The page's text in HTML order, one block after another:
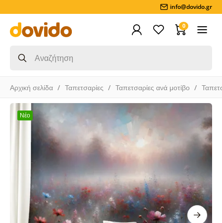
info@dovido.gr
0
Αρχική σελίδα Ταπετσαρίες Ταπετσαρίες ανά μοτίβο
Νέο